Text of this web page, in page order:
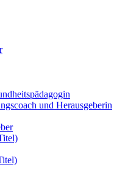
und Herausgeberin